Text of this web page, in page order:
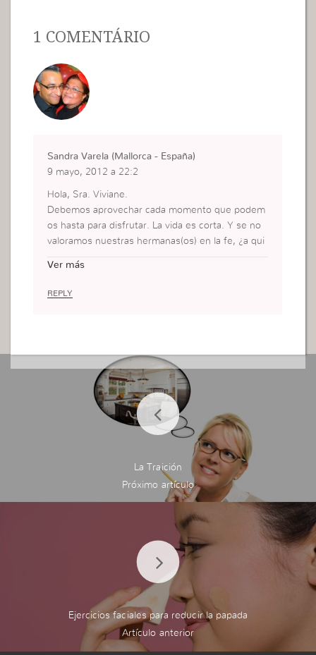
1 COMENTÁRIO
Sandra Varela (Mallorca - España)
9 mayo, 2012 a 22:2
Hola, Sra. Viviane.
Debemos aprovechar cada momento que podem
os hasta para disfrutar. La vida es corta. Y se no
valoramos nuestras hermanas(os) en la fe, ¿a qui
Ver más
REPLY
La Traición
Ejercicios faciales para reducir la papada